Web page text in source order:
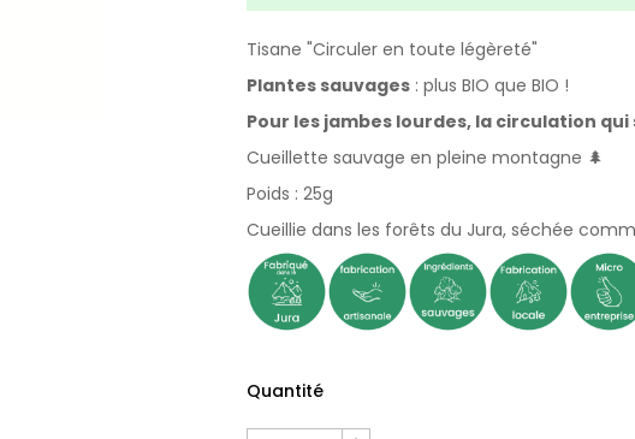
Tisane "Circuler en toute légèreté"
Plantes sauvages : plus BIO que BIO !
Pour les jambes lourdes, la circulation
Cueillette sauvage en pleine montagne 🌲
Poids : 25g
Cueillie dans les forêts du Jura, séchée
Quantité